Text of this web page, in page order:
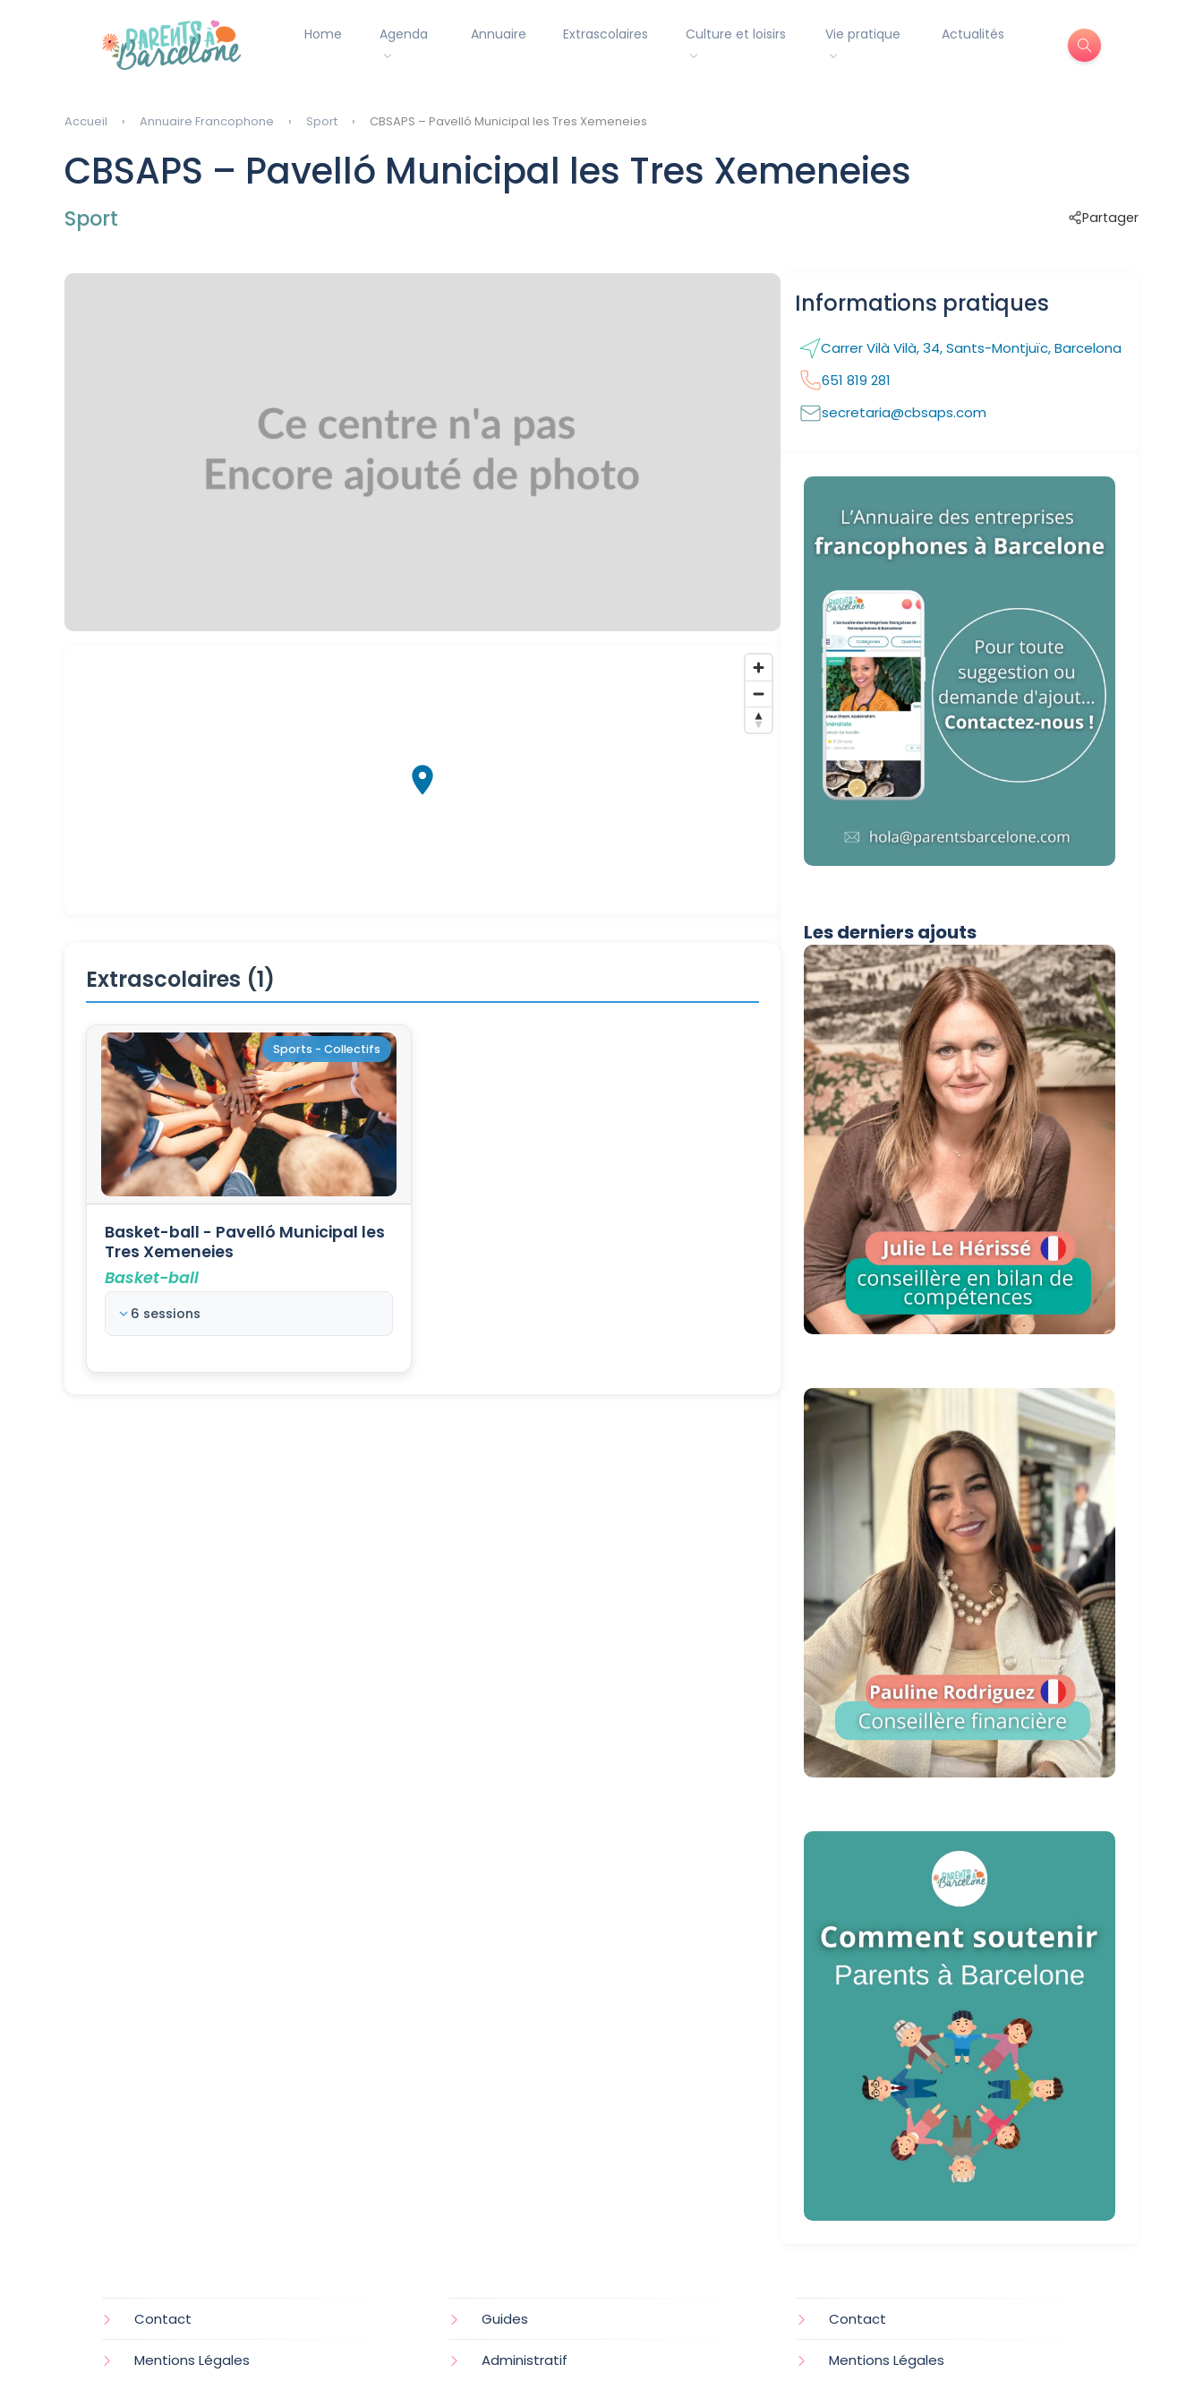
Home Agenda Annuaire Extrascolaires Culture et loisirs Vie pratique Actualités
Accueil Annuaire Francophone Sport CBSAPS – Pavelló Municipal les Tres Xemeneies
CBSAPS – Pavelló Municipal les Tres Xemeneies
Sport Partager
Extrascolaires (1)
Sports - Collectifs
Basket-ball - Pavelló Municipal les
Tres Xemeneies
Basket-ball
6 sessions
Informations pratiques
Carrer Vilà Vilà, 34, Sants-Montjuïc, Barcelona
651 819 281
secretaria@cbsaps.com
Les derniers ajouts
Contact
Mentions Légales
Guides
Administratif
Contact
Mentions Légales